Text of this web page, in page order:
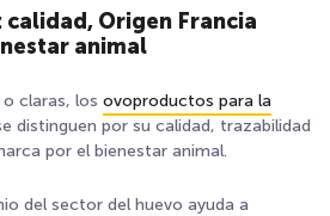
calidad, Origen Francia
animal
claras, los ovoproductos para la
distinguen por su calidad, trazabilidad
por el bienestar animal.
del sector del huevo ayuda a